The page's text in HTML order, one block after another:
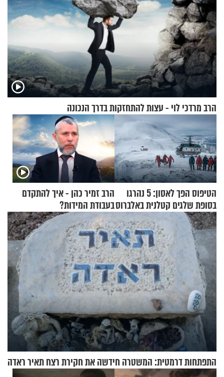
הרב מרדכי לוי - עצות להתחזקות בדרך הנכונה
הטיפוס הפך לאסון: 5 נהרגו
בסופת שלגים קטלנית באלברוס
הרב זמיר כהן - איך להתקדם
בעבודת המידות?
התפתחות דרמטית: המשטרה חידשה את חקירת רצח תאיר ראדה